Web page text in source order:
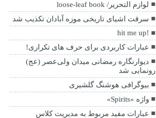
لوازم التحریر/ loose-leaf book
سرقت اشیای تاریخی موزه آبادان تکذیب شد
!hit me up
عبارات کاربردی برای حرف های تکراری!
دیوارنگاره رمضانی میدان ولی‌عصر (عج)
رونمایی شد
بیوگرافی هوشنگ گلشیری
واژه «Spirits»
عبارات مفید مربوط به مدیریت کلاس